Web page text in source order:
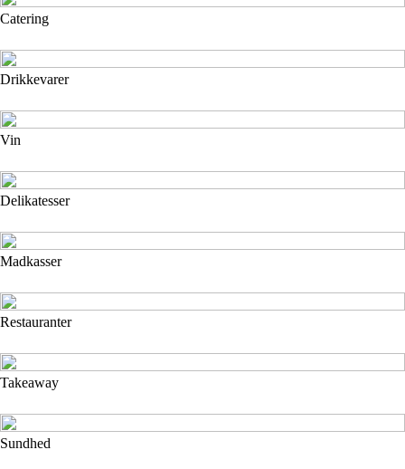
Catering
Drikkevarer
Vin
Delikatesser
Madkasser
Restauranter
Takeaway
Sundhed